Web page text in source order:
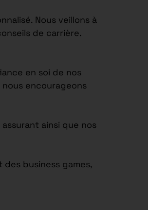
Nous veillons à
de carrière.
en soi de nos
encourageons
ainsi que nos
business games,